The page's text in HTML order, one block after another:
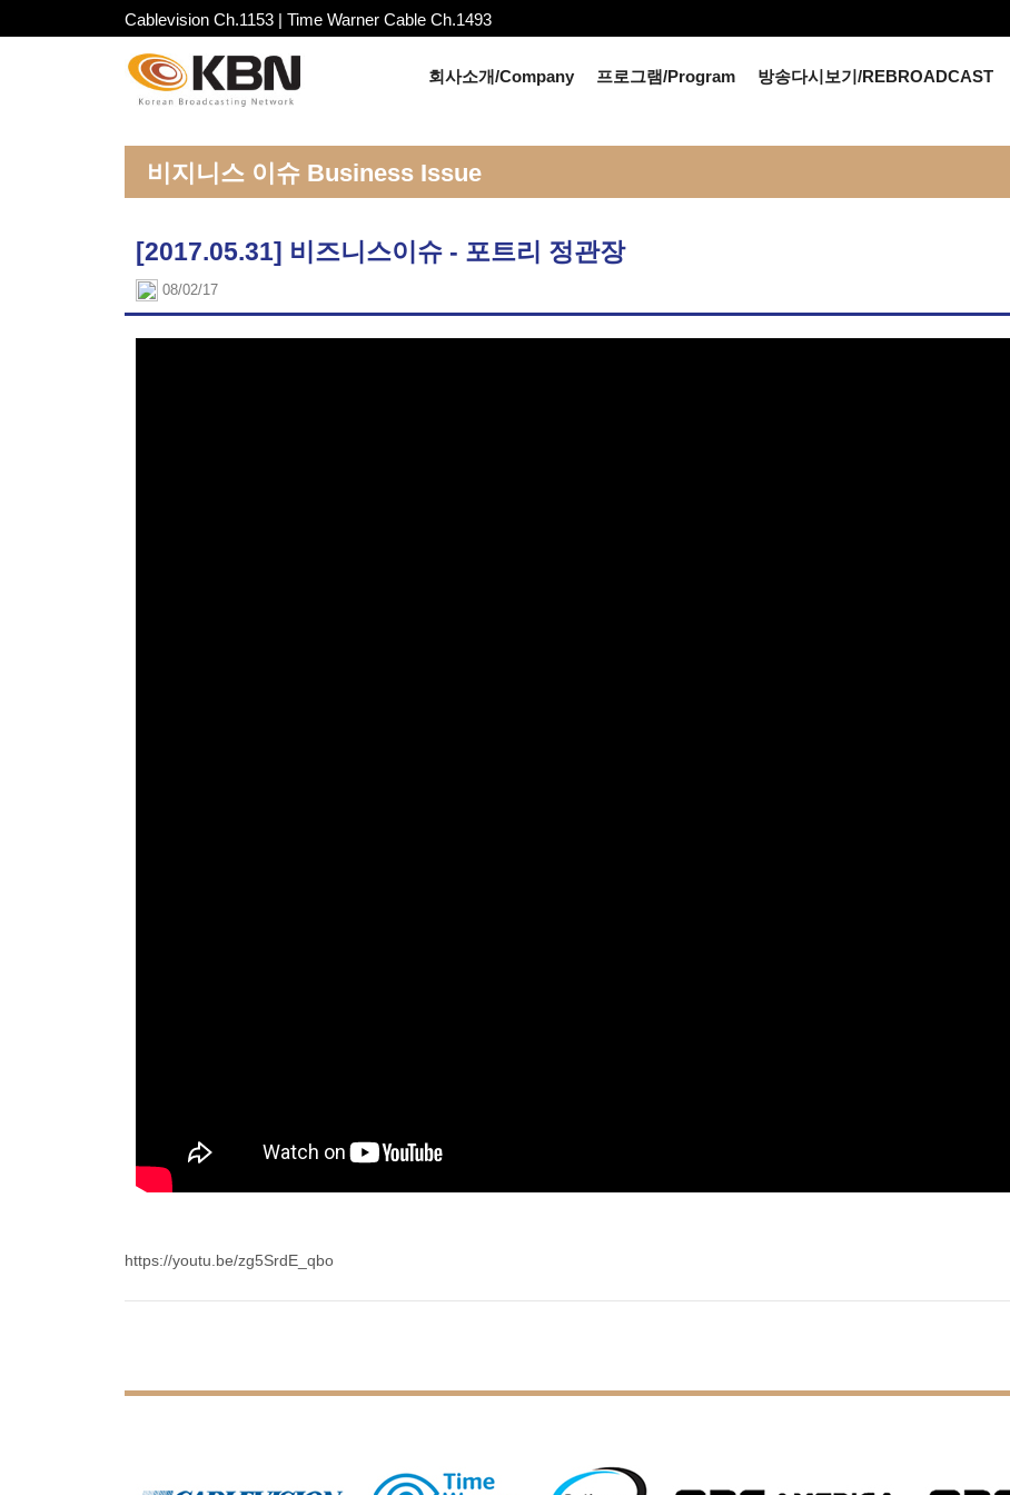
Cablevision Ch.1153 | Time Warner Cable Ch.1493
회사소개/Company 프로그램/Program 방송다시보기/REBROADCAST
비지니스 이슈 Business Issue
[2017.05.31] 비즈니스이슈 - 포트리 정관장
08/02/17
https://youtu.be/zg5SrdE_qbo